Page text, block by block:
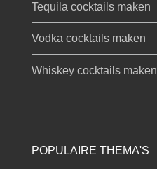
Tequila cocktails maken
Vodka cocktails maken
Whiskey cocktails maken
POPULAIRE THEMA'S